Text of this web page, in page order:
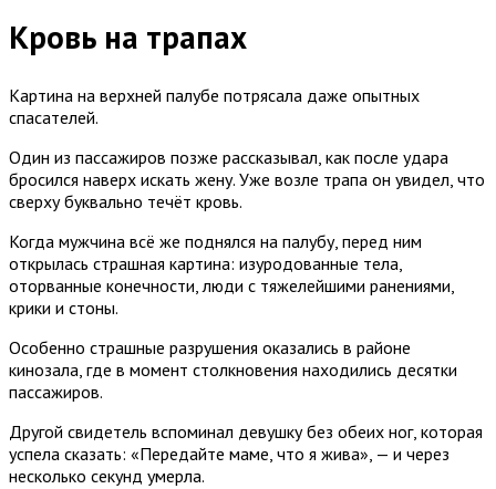
Кровь на трапах
Картина на верхней палубе потрясала даже опытных
спасателей.
Один из пассажиров позже рассказывал, как после удара
бросился наверх искать жену. Уже возле трапа он увидел, что
сверху буквально течёт кровь.
Когда мужчина всё же поднялся на палубу, перед ним
открылась страшная картина: изуродованные тела,
оторванные конечности, люди с тяжелейшими ранениями,
крики и стоны.
Особенно страшные разрушения оказались в районе
кинозала, где в момент столкновения находились десятки
пассажиров.
Другой свидетель вспоминал девушку без обеих ног, которая
успела сказать: «Передайте маме, что я жива», — и через
несколько секунд умерла.